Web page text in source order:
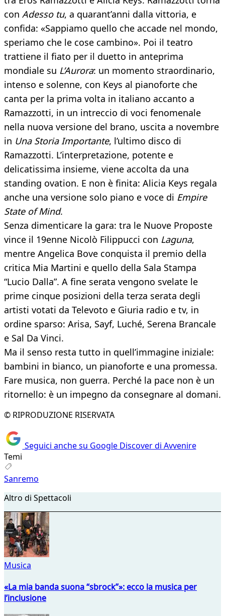
con Adesso tu, a quarant’anni dalla vittoria, e
confida: «Sappiamo quello che accade nel mondo,
speriamo che le cose cambino». Poi il teatro
trattiene il fiato per il duetto in anteprima
mondiale su L’Aurora: un momento straordinario,
intenso e solenne, con Keys al pianoforte che
canta per la prima volta in italiano accanto a
Ramazzotti, in un intreccio di voci fenomenale
nella nuova versione del brano, uscita a novembre
in Una Storia Importante, l’ultimo disco di
Ramazzotti. L’interpretazione, potente e
delicatissima insieme, viene accolta da una
standing ovation. E non è finita: Alicia Keys regala
anche una versione solo piano e voce di Empire
State of Mind.
Senza dimenticare la gara: tra le Nuove Proposte
vince il 19enne Nicolò Filippucci con Laguna,
mentre Angelica Bove conquista il premio della
critica Mia Martini e quello della Sala Stampa
“Lucio Dalla”. A fine serata vengono svelate le
prime cinque posizioni della terza serata degli
artisti votati da Televoto e Giuria radio e tv, in
ordine sparso: Arisa, Sayf, Luché, Serena Brancale
e Sal Da Vinci.
Ma il senso resta tutto in quell’immagine iniziale:
bambini in bianco, un pianoforte e una promessa.
Fare musica, non guerra. Perché la pace non è un
ritornello: è un impegno da consegnare al domani.
© RIPRODUZIONE RISERVATA
Seguici anche su Google Discover di Avvenire
Temi
Sanremo
Altro di Spettacoli
Musica
«La mia banda suona “sbrock”»: ecco la musica per
l’inclusione